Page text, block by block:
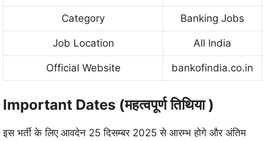
Category Banking Jobs
Job Location All India
Official Website bankofindia.co.in
Important Dates (महत्वपूर्ण तिथिया )
इस भर्ती के लिए आवदेन 25 दिसम्बर 2025 से आरम्भ होगे और अंतिम